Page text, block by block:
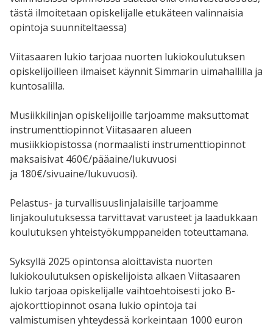
tästä ilmoitetaan opiskelijalle etukäteen valinnaisia
opintoja suunniteltaessa)
Viitasaaren lukio tarjoaa nuorten lukiokoulutuksen
opiskelijoilleen ilmaiset käynnit Simmarin uimahallilla ja
kuntosalilla.
Musiikkilinjan opiskelijoille tarjoamme maksuttomat
instrumenttiopinnot Viitasaaren alueen
musiikkiopistossa (normaalisti instrumenttiopinnot
maksaisivat 460€/pääaine/lukuvuosi
ja 180€/sivuaine/lukuvuosi).
Pelastus- ja turvallisuuslinjalaisille tarjoamme
linjakoulutuksessa tarvittavat varusteet ja laadukkaan
koulutuksen yhteistyökumppaneiden toteuttamana.
Syksyllä 2025 opintonsa aloittavista nuorten
lukiokoulutuksen opiskelijoista alkaen Viitasaaren
lukio tarjoaa opiskelijalle vaihtoehtoisesti joko B-
ajokorttiopinnot osana lukio opintoja tai
valmistumisen yhteydessä korkeintaan 1000 euron